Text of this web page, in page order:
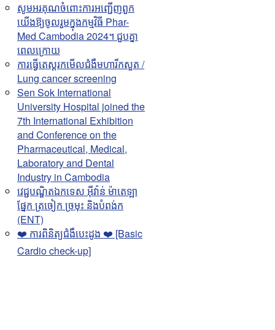
សូមអរគុណចំពោះការអញ្ជើញពួក
យើងឱ្យចូលរួមក្នុងកម្មវិធី Phar-
Med Cambodia 2024។ ជួបគ្នា
ពេលក្រោយ
ការធ្វើតេស្តរកមើលជំងឺមហារីកសួត /
Lung cancer screening
Sen Sok International
University Hospital joined the
7th International Exhibition
and Conference on the
Pharmaceutical, Medical,
Laboratory and Dental
Industry in Cambodia
វេជ្ជបណ្ឌិតឯកទេស អុីវ៉ាន់ ម៉ាតេឡា
ផ្នែក ត្រចៀក ច្រមុះ និងបំពង់ក
(ENT)
❤️ ការពិនិត្យជំងឺបេះដូង ❤️ [Basic
Cardio check-up]